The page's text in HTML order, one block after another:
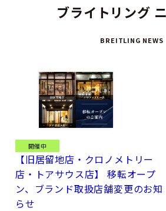
に螺旋を描くことからその名がある。
ブライトリング
BREITLING NEWS
開催中
【旧居留地店・クロノメトリー
店・トアサウス店】 移転オープ
ン、ブランド取扱店舗変更のお知
らせ